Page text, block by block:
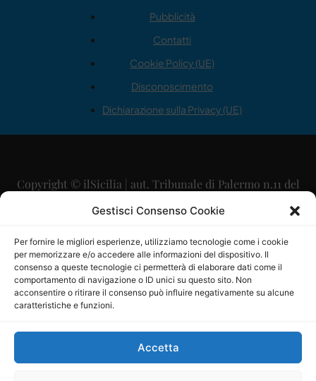
Gestisci Consenso Cookie
Per fornire le migliori esperienze, utilizziamo tecnologie come i cookie
per memorizzare e/o accedere alle informazioni del dispositivo. Il
consenso a queste tecnologie ci permetterà di elaborare dati come il
comportamento di navigazione o ID unici su questo sito. Non
acconsentire o ritirare il consenso può influire negativamente su alcune
caratteristiche e funzioni.
Accetta
Pubblicità
Contatti
Cookie Policy (UE)
Disconoscimento
Dichiarazione sulla Privacy (UE)
Copyright © ilSicilia | aut. Tribunale di Palermo n.11 del
29/09/2015
Direttore Editoriale: Maurizio Scaglione
Direttore Responsabile: Maria Calabrese
P.IVA: 06334930820
Mercurio Comunicazione Società Cooperativa a r.l. è